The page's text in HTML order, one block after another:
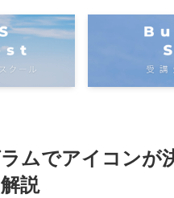
ムでアイコンが
説